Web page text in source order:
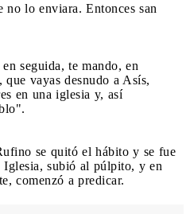
lo enviara. Entonces san
seguida, te mando, en
vayas desnudo a Asís,
en una iglesia y, así
se quitó el hábito y se fue
subió al púlpito, y en
comenzó a predicar.